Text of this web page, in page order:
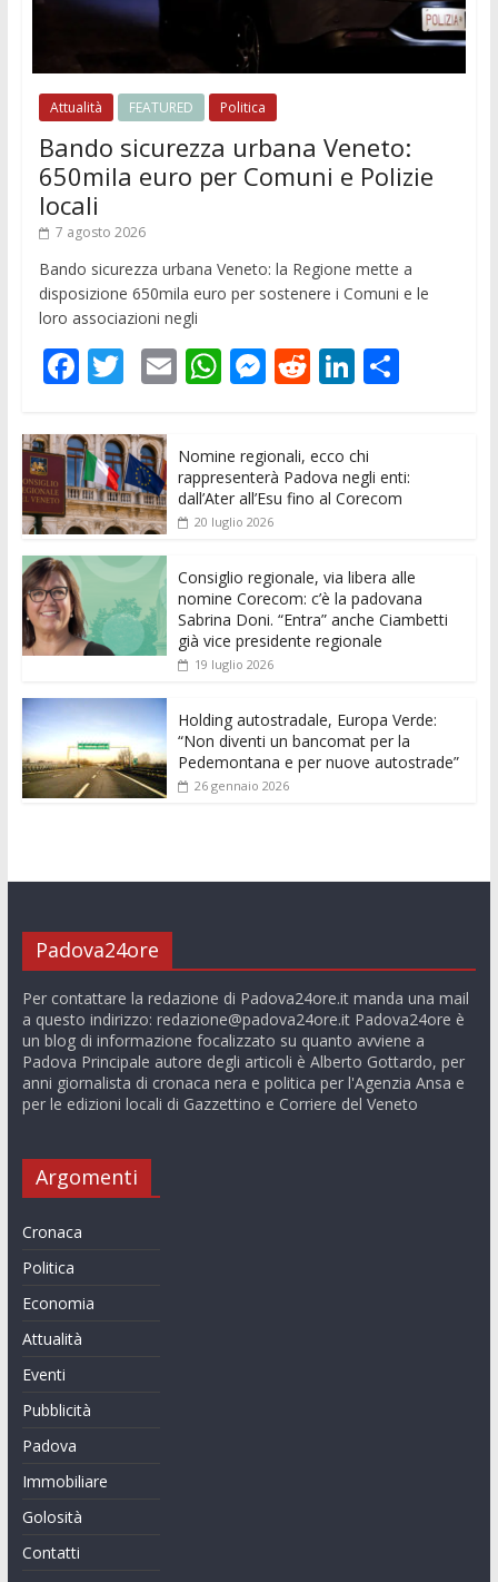
Attualità FEATURED Politica
Bando sicurezza urbana Veneto:
650mila euro per Comuni e Polizie
locali
7 agosto 2026
Bando sicurezza urbana Veneto: la Regione mette a
disposizione 650mila euro per sostenere i Comuni e le
loro associazioni negli
F
e
b
o
o
k
T
itt
er
E
l
W
s
A
p
p
M
ss
e
n
er
R
di
t
Li
k
e
dI
C
di
vi
Nomine regionali, ecco chi
rappresenterà Padova negli enti:
dall’Ater all’Esu fino al Corecom
20 luglio 2026
Consiglio regionale, via libera alle
nomine Corecom: c’è la padovana
Sabrina Doni. “Entra” anche Ciambetti
già vice presidente regionale
19 luglio 2026
Holding autostradale, Europa Verde:
“Non diventi un bancomat per la
Pedemontana e per nuove autostrade”
26 gennaio 2026
Padova24ore
Per contattare la redazione di Padova24ore.it manda una mail
a questo indirizzo: redazione@padova24ore.itPadova24ore è
un blog di informazione focalizzato su quanto avviene a
Padova Principale autore degli articoli è Alberto Gottardo, per
anni giornalista di cronaca nera e politica per l'Agenzia Ansa e
per le edizioni locali di Gazzettino e Corriere del Veneto
Argomenti
Cronaca
Politica
Economia
Attualità
Eventi
Pubblicità
Padova
Immobiliare
Golosità
Contatti